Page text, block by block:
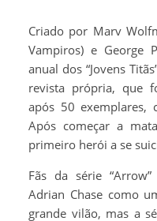
Criado por Marv
Vampiros) e George
anual dos “Jovens
revista própria, que
após 50 exemplares,
Após começar a
primeiro herói a se
Fãs da série
Adrian Chase como
grande vilão, mas a